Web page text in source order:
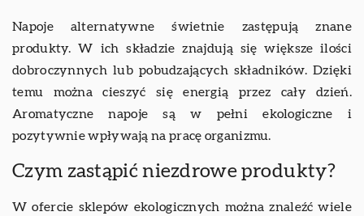
Napoje alternatywne świetnie zastępują znane
produkty. W ich składzie znajdują się większe ilości
dobroczynnych lub pobudzających składników. Dzięki
temu można cieszyć się energią przez cały dzień.
Aromatyczne napoje są w pełni ekologiczne i
pozytywnie wpływają na pracę organizmu.
Czym zastąpić niezdrowe produkty?
W ofercie sklepów ekologicznych można znaleźć wiele